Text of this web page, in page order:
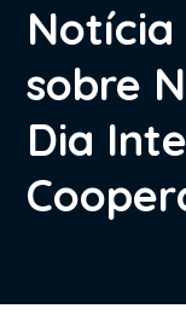
Notícia
sobre
Dia